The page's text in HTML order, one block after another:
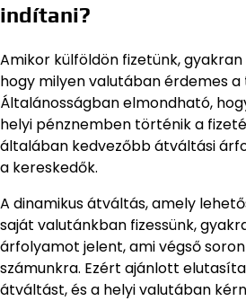
indítani?
Amikor külföldön fizetünk,
hogy milyen valutában érdemes
Általánosságban elmondható,
helyi pénznemben történik a
általában kedvezőbb átváltási
a kereskedők.
A dinamikus átváltás, amely
saját valutánkban fizessünk,
árfolyamot jelent, ami végső
számunkra. Ezért ajánlott
átváltást, és a helyi valutában